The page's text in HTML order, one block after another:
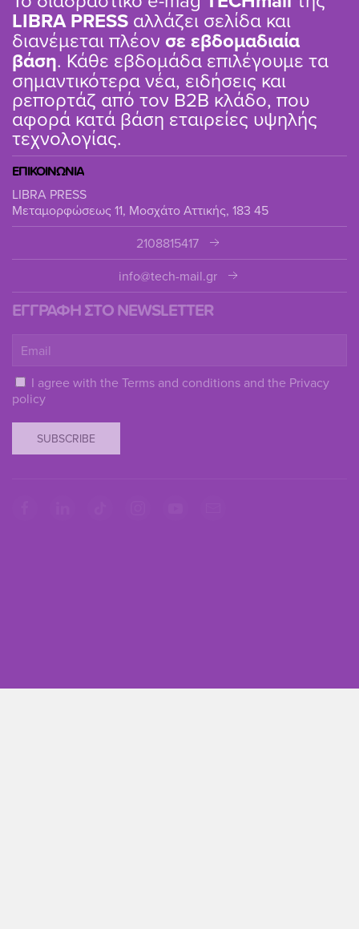
LIBRA PRESS αλλάζει σελίδα και
διανέμεται πλέον σε εβδομαδιαία
βάση. Κάθε εβδομάδα επιλέγουμε τα
σημαντικότερα νέα, ειδήσεις και
ρεπορτάζ από τον B2B κλάδο, που
αφορά κατά βάση εταιρείες υψηλής
τεχνολογίας.
ΕΠΙΚΟΙΝΩΝΙΑ
LIBRA PRESS
Μεταμορφώσεως 11, Μοσχάτο Αττικής, 183 45
2108815417
info@tech-mail.gr
ΕΓΓΡΑΦΗ ΣΤΟ NEWSLETTER
I agree with the Terms and conditions and the Privacy
policy
SUBSCRIBE